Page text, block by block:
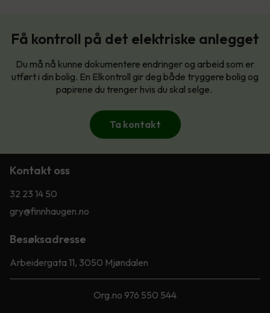
Få kontroll på det elektriske anlegget
Du må nå kunne dokumentere endringer og arbeid som er
utført i din bolig. En Elkontroll gir deg både tryggere bolig og
papirene du trenger hvis du skal selge.
Ta kontakt
Kontakt oss
32 23 14 50
gry@finnhaugen.no
Besøksadresse
Arbeidergata 11, 3050 Mjøndalen
Org.no 976 550 544